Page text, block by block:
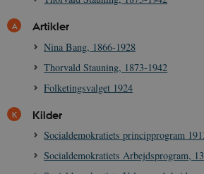
Artikler
Nina Bang, 1866-1928
Thorvald Stauning, 1873-1942
Folketingsvalget 1924
Kilder
Socialdemokratiets principprogram
Socialdemokratiets Arbejdsprogram,
cookies.
be_typo_user
sp_t
Spotify Inc.